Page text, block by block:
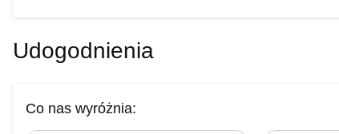
Udogodnienia
Co nas wyróżnia: